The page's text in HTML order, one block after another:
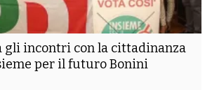
gli incontri con la cittadinanza
per il futuro Bonini